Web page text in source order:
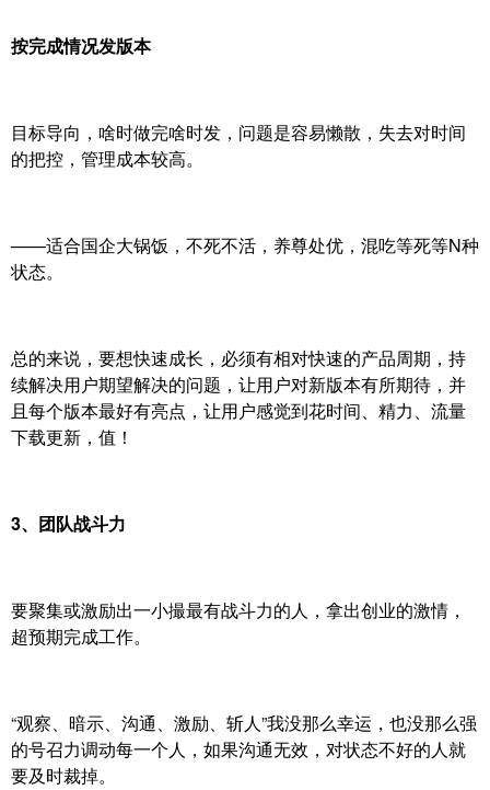
按完成情况发版本
目标导向，啥时做完啥时发，问题是容易懒散，失去对时间
的把控，管理成本较高。
——适合国企大锅饭，不死不活，养尊处优，混吃等死等N种
状态。
总的来说，要想快速成长，必须有相对快速的产品周期，持
续解决用户期望解决的问题，让用户对新版本有所期待，并
且每个版本最好有亮点，让用户感觉到花时间、精力、流量
下载更新，值！
3、团队战斗力
要聚集或激励出一小撮最有战斗力的人，拿出创业的激情，
超预期完成工作。
“观察、暗示、沟通、激励、斩人”我没那么幸运，也没那么强
的号召力调动每一个人，如果沟通无效，对状态不好的人就
要及时裁掉。